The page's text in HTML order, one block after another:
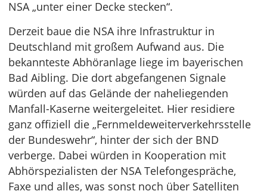
NSA „unter einer Decke stecken“.
Derzeit baue die NSA ihre Infrastruktur in
Deutschland mit großem Aufwand aus. Die
bekannteste Abhöranlage liege im bayerischen
Bad Aibling. Die dort abgefangenen Signale
würden auf das Gelände der naheliegenden
Manfall-Kaserne weitergeleitet. Hier residiere
ganz offiziell die „Fernmeldeweiterverkehrsstelle
der Bundeswehr“, hinter der sich der BND
verberge. Dabei würden in Kooperation mit
Abhörspezialisten der NSA Telefongespräche,
Faxe und alles, was sonst noch über Satelliten